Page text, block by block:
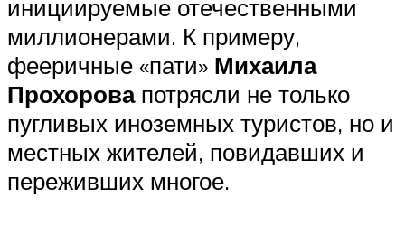
инициируемые отечественными
миллионерами. К примеру,
фееричные «пати» Михаила
Прохоровапотрясли не только
пугливых иноземных туристов, но и
местных жителей, повидавших и
переживших многое.